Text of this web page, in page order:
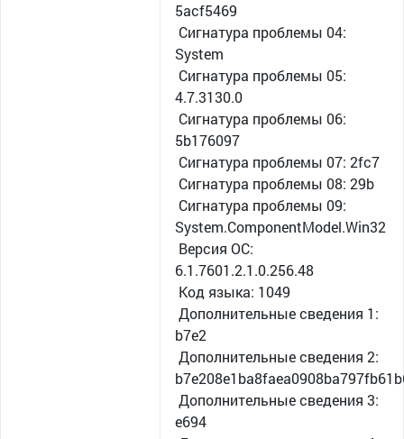
5acf5469
Сигнатура проблемы 04:
System
Сигнатура проблемы 05:
4.7.3130.0
Сигнатура проблемы 06:
5b176097
Сигнатура проблемы 07: 2fc7
Сигнатура проблемы 08: 29b
Сигнатура проблемы 09:
System.ComponentModel.Win32
Версия ОС:
6.1.7601.2.1.0.256.48
Код языка: 1049
Дополнительные сведения 1:
b7e2
Дополнительные сведения 2:
Дополнительные сведения 3:
e694